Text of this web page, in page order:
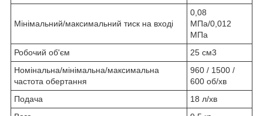
Мінімальний/максимальний тиск на вході
0,08
МПа/0,012
МПа
Робочий об'єм
25 см3
Номінальна/мінімальна/максимальна
частота обертання
960 / 1500 /
600 об/хв
Подача
18 л/хв